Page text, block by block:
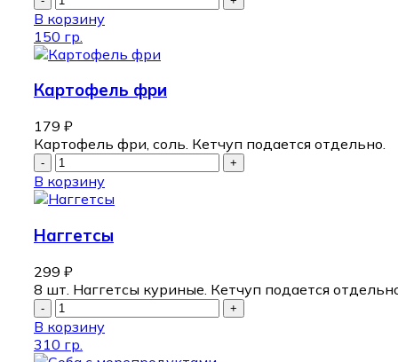
В корзину
150 гр.
Картофель фри
179 ₽
Картофель фри, соль. Кетчуп подается отдельно.
В корзину
Наггетсы
299 ₽
8 шт. Наггетсы куриные. Кетчуп подается
В корзину
310 гр.